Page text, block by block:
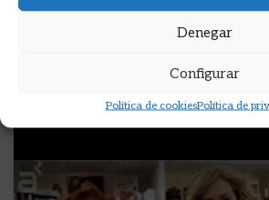
Denegar
Configurar
Política de cookiesPolítica de
entre capítulo y capítulo te entra el
seguro!) también encontrarás
hacer tus pinitos en casa y llevarte